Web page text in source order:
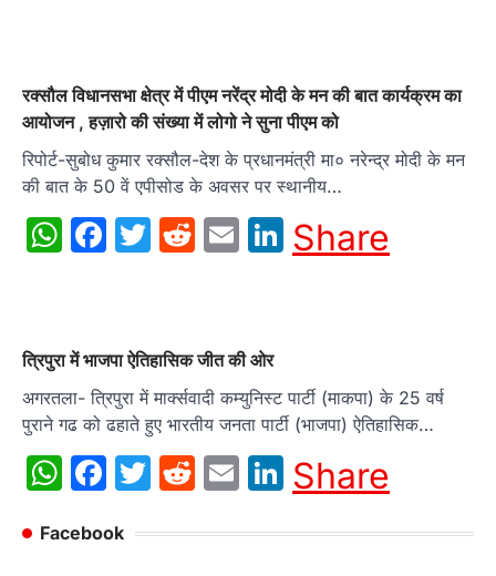
रक्सौल विधानसभा क्षेत्र में पीएम नरेंद्र मोदी के मन की बात कार्यक्रम का
आयोजन , हज़ारो की संख्या में लोगो ने सुना पीएम को
रिपोर्ट-सुबोध कुमार रक्सौल-देश के प्रधानमंत्री मा० नरेन्द्र मोदी के मन
की बात के 50 वें एपीसोड के अवसर पर स्थानीय…
WhatsApp
Facebook
Twitter
Reddit
EmailLinkedIn
Share
त्रिपुरा में भाजपा ऐतिहासिक जीत की ओर
अगरतला- त्रिपुरा में मार्क्सवादी कम्युनिस्ट पार्टी (माकपा) के 25 वर्ष
पुराने गढ को ढहाते हुए भारतीय जनता पार्टी (भाजपा) ऐतिहासिक…
WhatsApp
Facebook
Twitter
Reddit
EmailLinkedIn
Share
Facebook